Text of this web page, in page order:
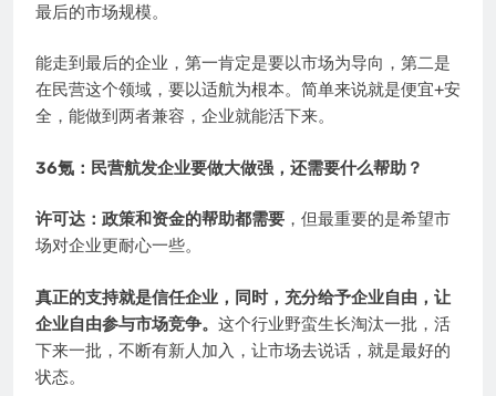
最后的市场规模。
能走到最后的企业，第一肯定是要以市场为导向，第二是
在民营这个领域，要以适航为根本。简单来说就是便宜+安
全，能做到两者兼容，企业就能活下来。
36氪：民营航发企业要做大做强，还需要什么帮助？
许可达：政策和资金的帮助都需要 ，但最重要的是希望市
场对企业更耐心一些。
真正的支持就是信任企业，同时，充分给予企业自由，让
企业自由参与市场竞争。 这个行业野蛮生长淘汰一批，活
下来一批，不断有新人加入，让市场去说话，就是最好的
状态。